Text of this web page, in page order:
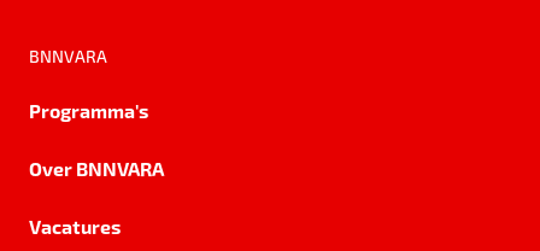
BNNVARA
Programma's
Over BNNVARA
Vacatures